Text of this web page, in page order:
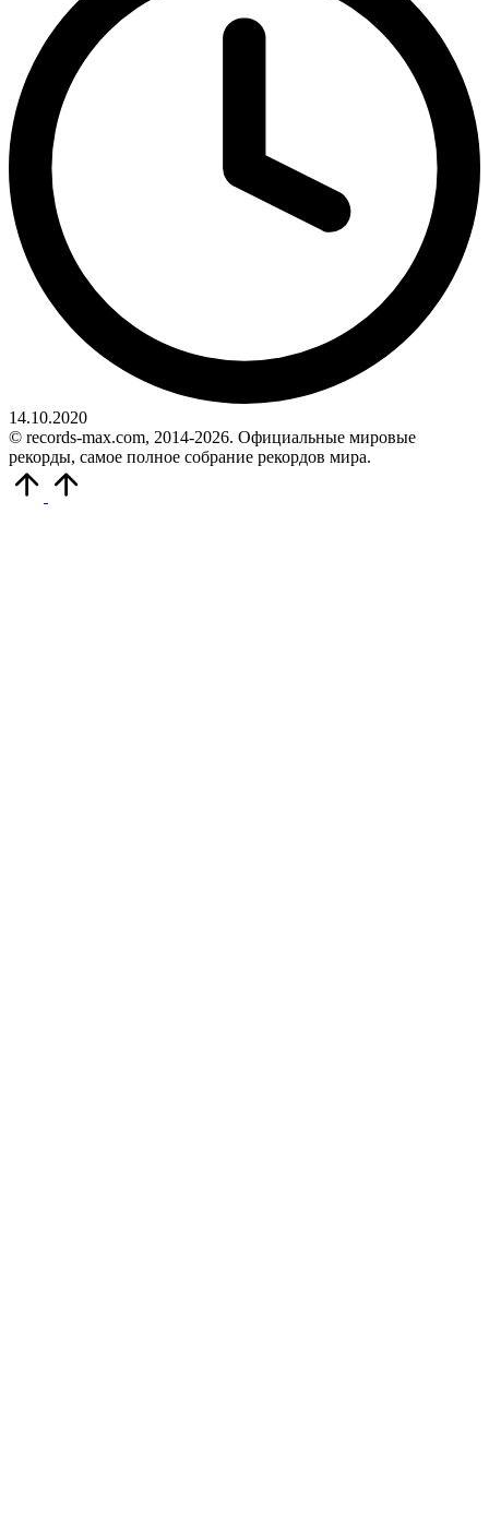
14.10.2020
© records-max.com, 2014-2026. Официальные мировые
рекорды, самое полное собрание рекордов мира.